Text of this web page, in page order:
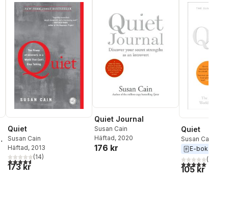
Quiet
Susan Cain
Häftad, 2013
4,6utav 5 stjärnor. Totalt antal röster:
(14)
173 kr
Quiet Journal
Susan Cain
Häftad, 2020
176 kr
Quiet
Susan Cain
E-bok
5,0utav 5(
105 kr